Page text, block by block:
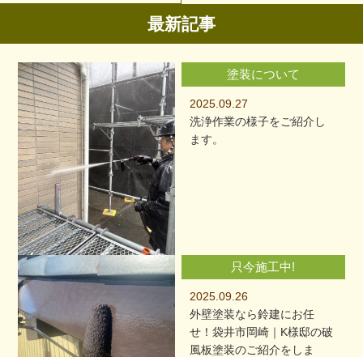
最新記事
塗装について
2025.09.27
洗浄作業の様子をご紹介し
ます。
只今施工中!
2025.09.26
外壁塗装なら鈴建にお任
せ！袋井市岡崎｜K様邸の破
風板塗装のご紹介をしま